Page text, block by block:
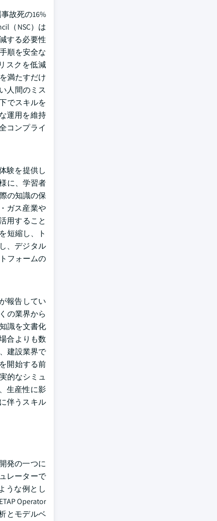
故死の16%
（NSC）は
する必要性
順を安全な
スクを低減
満たすだけ
人間のミス
でスキルを
運用を維持
コンプライ
験を提供し
に、学習者
の知識の保
ガス産業や
用すること
短縮し、ト
、デジタル
フォームの
報告してい
の業界から
識を文書化
合よりも数
建設業界で
開始する前
的なシミュ
生産性に影
伴うスキル
発の一つに
レーターで
うな例とし
Operator
とモデルベ